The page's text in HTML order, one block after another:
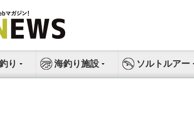
り 海釣り施設 ソルトルアー